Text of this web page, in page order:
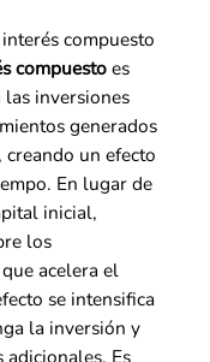
compuesto
compuestoes
inversiones
generados
un efecto
En lugar de
inicial,
los
acelera el
se intensifica
la inversión y
Es